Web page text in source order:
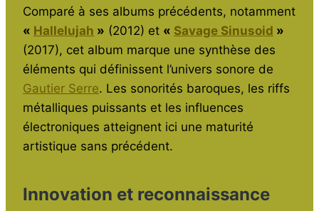
Comparé à ses albums précédents, notamment
« Hallelujah » (2012) et « Savage Sinusoid »
(2017), cet album marque une synthèse des
éléments qui définissent l’univers sonore de
Gautier Serre. Les sonorités baroques, les riffs
métalliques puissants et les influences
électroniques atteignent ici une maturité
artistique sans précédent.
Innovation et reconnaissance